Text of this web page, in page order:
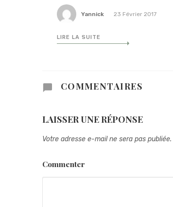
Yannick 23 Février 2017
LIRE LA SUITE
COMMENTAIRES
LAISSER UNE RÉPONSE
Votre adresse e-mail ne sera pas publiée.
Commenter